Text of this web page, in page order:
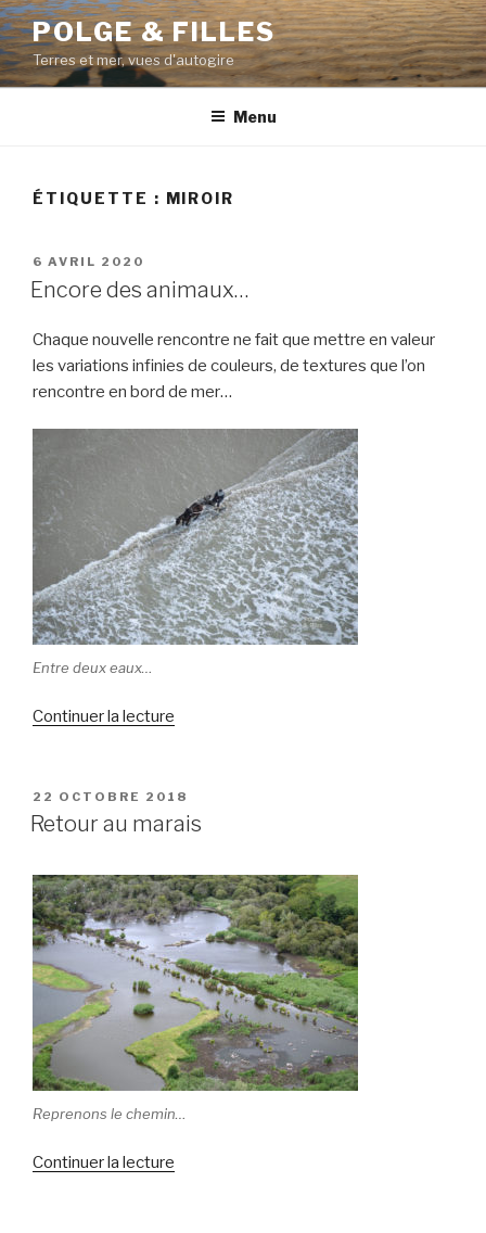
Aller
au
contenu
principal
POLGE & FILLES
Terres et mer, vues d'autogire
Menu
ÉTIQUETTE : MIROIR
PUBLIÉ
LE
6 AVRIL 2020
Encore des animaux…
Chaque nouvelle rencontre ne fait que mettre en valeur
les variations infinies de couleurs, de textures que l’on
rencontre en bord de mer…
Entre deux eaux…
Continuer la lecture
animaux… »
PUBLIÉ
LE
22 OCTOBRE 2018
Retour au marais
Reprenons le chemin…
Continuer la lecture